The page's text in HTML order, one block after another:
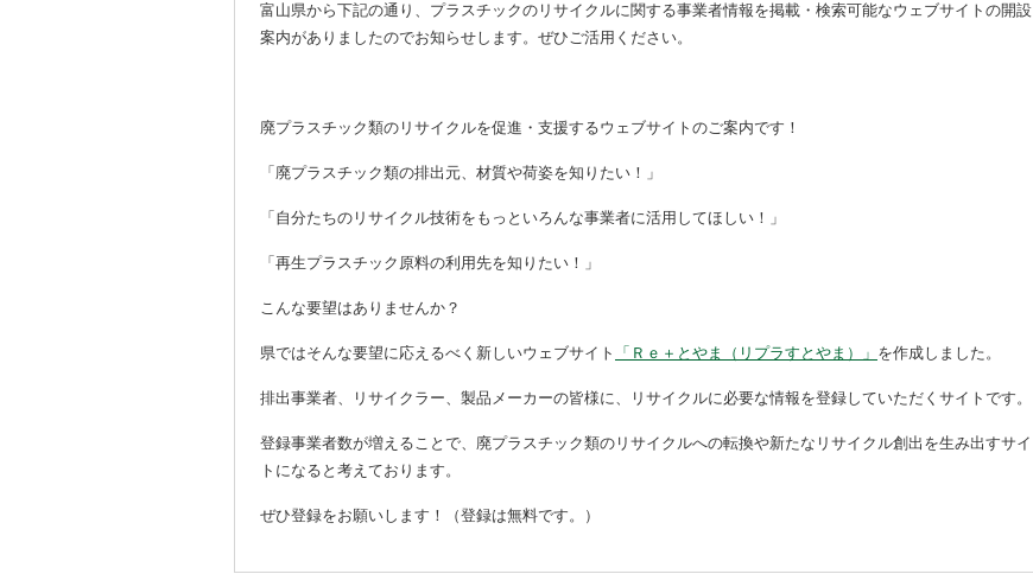
富山県から下記の通り、プラスチックのリサイクルに関する事業者情報を掲載・検索可能なウェブサイトの開設
案内がありましたのでお知らせします。ぜひご活用ください。
廃プラスチック類のリサイクルを促進・支援するウェブサイトのご案内です！
「廃プラスチック類の排出元、材質や荷姿を知りたい！」
「自分たちのリサイクル技術をもっといろんな事業者に活用してほしい！」
「再生プラスチック原料の利用先を知りたい！」
こんな要望はありませんか？
県ではそんな要望に応えるべく新しいウェブサイト 「Ｒｅ＋とやま（リプラすとやま）」 を作成しました。
排出事業者、リサイクラー、製品メーカーの皆様に、リサイクルに必要な情報を登録していただくサイトです。
登録事業者数が増えることで、廃プラスチック類のリサイクルへの転換や新たなリサイクル創出を生み出すサイ
トになると考えております。
ぜひ登録をお願いします！（登録は無料です。）